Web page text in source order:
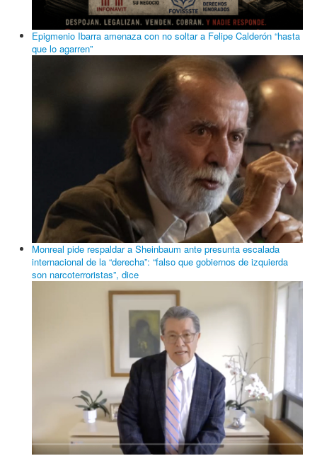
Epigmenio Ibarra amenaza con no soltar a Felipe Calderón “hasta
que lo agarren”
Monreal pide respaldar a Sheinbaum ante presunta escalada
internacional de la “derecha”: “falso que gobiernos de izquierda
son narcoterroristas”, dice